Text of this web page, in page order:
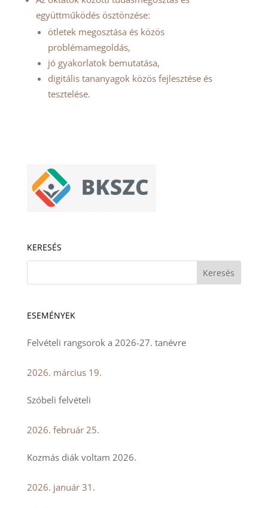
együttműködés ösztönzése:
ötletek megosztása és közös
problémamegoldás,
jó gyakorlatok bemutatása,
digitális tananyagok közös fejlesztése és
tesztelése.
KERESÉS
ESEMÉNYEK
Felvételi rangsorok a 2026-27. tanévre
2026. március 19.
Szóbeli felvételi
2026. február 25.
Kozmás diák voltam 2026.
2026. január 31.